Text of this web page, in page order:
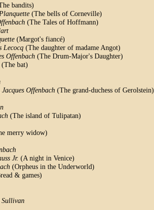
bandits)
(The bells of Corneville)
(The Tales of Hoffmann)
(Margot's fiancé)
Lecocq (The daughter of madame Angot)
Offenbach (The Drum-Major's Daughter)
(The bat)
,Jacques Offenbach (The grand-duchess of Gerolstein)
(The island of Tulipatan)
merry widow)
Jr. (A night in Venice)
(Orpheus in the Underworld)
& games)